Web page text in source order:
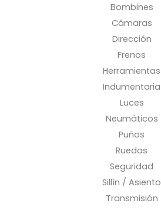
Bombines
Cámaras
Dirección
Frenos
Herramientas
Indumentaria
Luces
Neumáticos
Puños
Ruedas
Seguridad
Sillín / Asiento
Transmisión